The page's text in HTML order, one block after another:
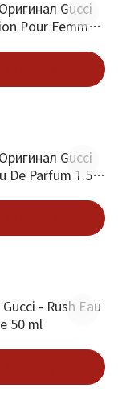
Gucci
Pour Femme
Gucci
De Parfum 1.5
- Rush Eau
50 ml